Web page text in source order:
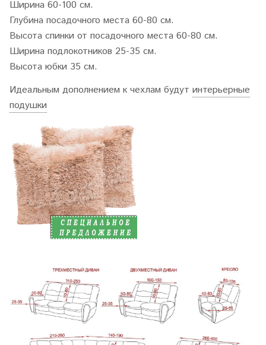
Ширина 60-100 см.
Глубина посадочного места 60-80 см.
Высота спинки от посадочного места 60-80 см.
Ширина подлокотников 25-35 см.
Высота юбки 35 см.
Идеальным дополнением к чехлам будут интерьерные
подушки